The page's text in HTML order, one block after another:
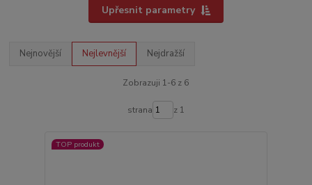
Upřesnit parametry
Nejnovější Nejlevnější Nejdražší
Zobrazuji 1-6 z 6
strana z 1
TOP produkt